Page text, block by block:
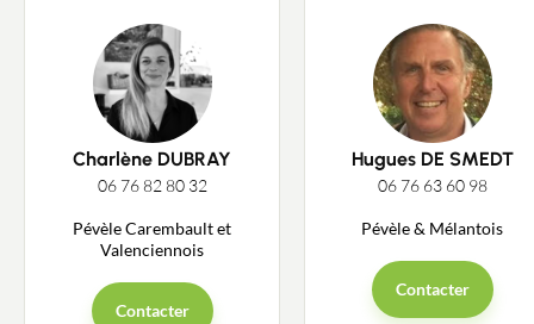
Charlène DUBRAY
06 76 82 80 32
Pévèle Carembault et
Valenciennois
Contacter
Hugues DE SMEDT
06 76 63 60 98
Pévèle & Mélantois
Contacter